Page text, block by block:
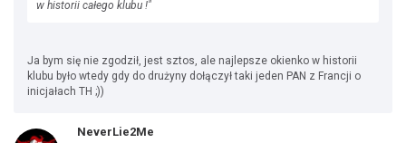
w historii całego klubu !"
Ja bym się nie zgodził, jest sztos, ale najlepsze okienko w historii
klubu było wtedy gdy do drużyny dołączył taki jeden PAN z Francji o
inicjałach TH ;))
NeverLie2Me